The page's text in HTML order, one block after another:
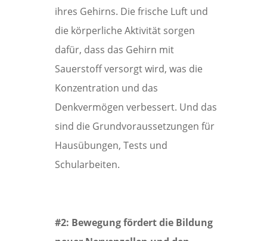
ihres Gehirns. Die frische Luft und
die körperliche Aktivität sorgen
dafür, dass das Gehirn mit
Sauerstoff versorgt wird, was die
Konzentration und das
Denkvermögen verbessert. Und das
sind die Grundvoraussetzungen für
Hausübungen, Tests und
Schularbeiten.
#2: Bewegung fördert die Bildung